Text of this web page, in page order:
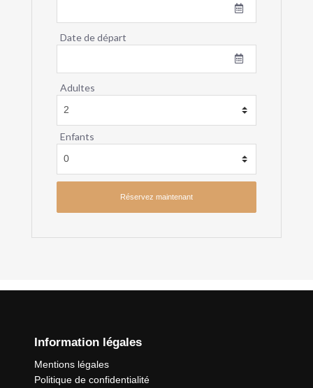
Date de départ
Adultes
Enfants
Information légales
Mentions légales
Politique de confidentialité